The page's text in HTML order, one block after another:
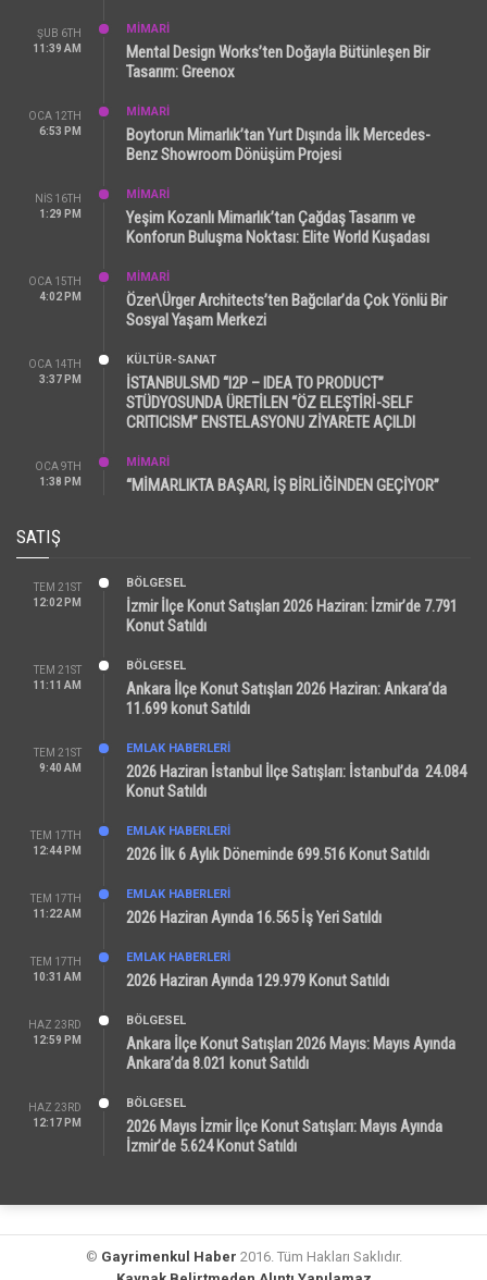
ŞUB 6TH
11:39 AM
MİMARİ
Mental Design Works’ten Doğayla Bütünleşen Bir
Tasarım: Greenox
OCA 12TH
6:53 PM
MİMARİ
Boytorun Mimarlık’tan Yurt Dışında İlk Mercedes-
Benz Showroom Dönüşüm Projesi
NIS 16TH
1:29 PM
MİMARİ
Yeşim Kozanlı Mimarlık’tan Çağdaş Tasarım ve
Konforun Buluşma Noktası: Elite World Kuşadası
OCA 15TH
4:02 PM
MİMARİ
Özer\Ürger Architects’ten Bağcılar’da Çok Yönlü Bir
Sosyal Yaşam Merkezi
OCA 14TH
3:37 PM
KÜLTÜR-SANAT
İSTANBULSMD “I2P – IDEA TO PRODUCT”
STÜDYOSUNDA ÜRETİLEN “ÖZ ELEŞTİRİ-SELF
CRITICISM” ENSTELASYONU ZİYARETE AÇILDI
OCA 9TH
1:38 PM
MİMARİ
“MİMARLIKTA BAŞARI, İŞ BİRLİĞİNDEN GEÇİYOR”
SATIŞ
TEM 21ST
12:02 PM
BÖLGESEL
İzmir İlçe Konut Satışları 2026 Haziran: İzmir’de 7.791
Konut Satıldı
TEM 21ST
11:11 AM
BÖLGESEL
Ankara İlçe Konut Satışları 2026 Haziran: Ankara’da
11.699 konut Satıldı
TEM 21ST
9:40 AM
EMLAK HABERLERI
2026 Haziran İstanbul İlçe Satışları: İstanbul’da 24.084
Konut Satıldı
TEM 17TH
12:44 PM
EMLAK HABERLERI
2026 İlk 6 Aylık Döneminde 699.516 Konut Satıldı
TEM 17TH
11:22 AM
EMLAK HABERLERI
2026 Haziran Ayında 16.565 İş Yeri Satıldı
TEM 17TH
10:31 AM
EMLAK HABERLERI
2026 Haziran Ayında 129.979 Konut Satıldı
HAZ 23RD
12:59 PM
BÖLGESEL
Ankara İlçe Konut Satışları 2026 Mayıs: Mayıs Ayında
Ankara’da 8.021 konut Satıldı
HAZ 23RD
12:17 PM
BÖLGESEL
2026 Mayıs İzmir İlçe Konut Satışları: Mayıs Ayında
İzmir’de 5.624 Konut Satıldı
© Gayrimenkul Haber 2016. Tüm Hakları Saklıdır.